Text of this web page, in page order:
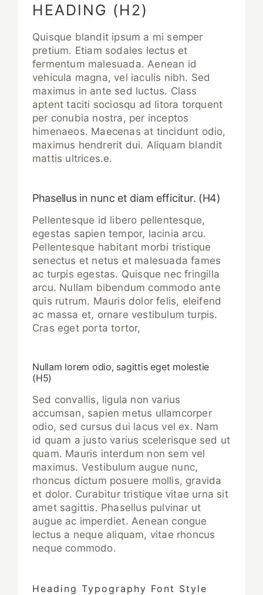
HEADING (H2)
Quisque blandit ipsum a mi semper
pretium. Etiam sodales lectus et
fermentum malesuada. Aenean id
vehicula magna, vel iaculis nibh. Sed
maximus in ante sed luctus. Class
aptent taciti sociosqu ad litora torquent
per conubia nostra, per inceptos
himenaeos. Maecenas at tincidunt odio,
maximus hendrerit dui. Aliquam blandit
mattis ultrices.e.
Phasellus in nunc et diam efficitur. (H4)
Pellentesque id libero pellentesque,
egestas sapien tempor, lacinia arcu.
Pellentesque habitant morbi tristique
senectus et netus et malesuada fames
ac turpis egestas. Quisque nec fringilla
arcu. Nullam bibendum commodo ante
quis rutrum. Mauris dolor felis, eleifend
ac massa et, ornare vestibulum turpis.
Cras eget porta tortor,
Nullam lorem odio, sagittis eget molestie
(H5)
Sed convallis, ligula non varius
accumsan, sapien metus ullamcorper
odio, sed cursus dui lacus vel ex. Nam
id quam a justo varius scelerisque sed ut
quam. Mauris interdum non sem vel
maximus. Vestibulum augue nunc,
rhoncus dictum posuere mollis, gravida
et dolor. Curabitur tristique vitae urna sit
amet sagittis. Phasellus pulvinar ut
augue ac imperdiet. Aenean congue
lectus a neque aliquam, vitae rhoncus
neque commodo.
Heading Typography Font Style